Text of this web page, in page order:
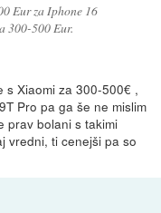
Eur za Iphone 16
300-500 Eur.
s Xiaomi za 300-500€ ,
Pro pa ga še ne mislim
prav bolani s takimi
vredni, ti cenejši pa so